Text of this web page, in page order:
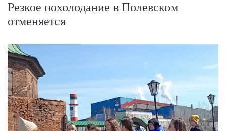
Резкое похолодание в Полевском
отменяется